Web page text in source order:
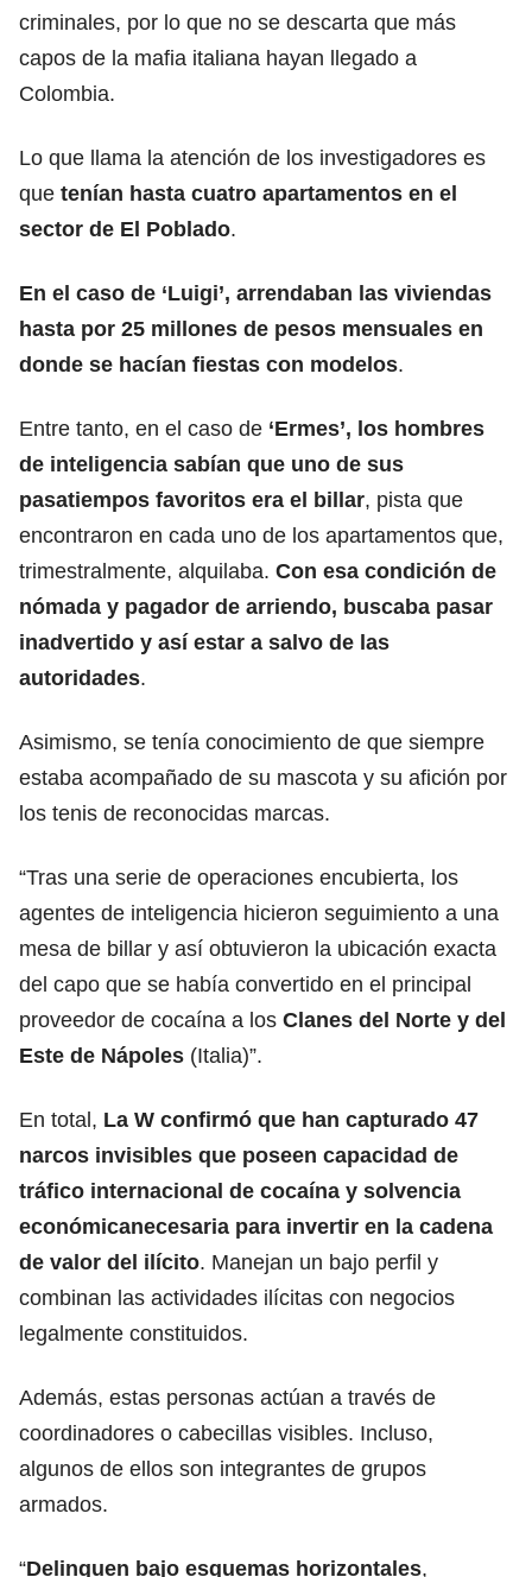
criminales, por lo que no se descarta que más
capos de la mafia italiana hayan llegado a
Colombia.
Lo que llama la atención de los investigadores es
que tenían hasta cuatro apartamentos en el
sector de El Poblado.
En el caso de ‘Luigi’, arrendaban las viviendas
hasta por 25 millones de pesos mensuales en
donde se hacían fiestas con modelos.
Entre tanto, en el caso de ‘Ermes’, los hombres
de inteligencia sabían que uno de sus
pasatiempos favoritos era el billar, pista que
encontraron en cada uno de los apartamentos que,
trimestralmente, alquilaba. Con esa condición de
nómada y pagador de arriendo, buscaba pasar
inadvertido y así estar a salvo de las
autoridades.
Asimismo, se tenía conocimiento de que siempre
estaba acompañado de su mascota y su afición por
los tenis de reconocidas marcas.
“Tras una serie de operaciones encubierta, los
agentes de inteligencia hicieron seguimiento a una
mesa de billar y así obtuvieron la ubicación exacta
del capo que se había convertido en el principal
proveedor de cocaína a los Clanes del Norte y del
Este de Nápoles (Italia)”.
En total, La W confirmó que han capturado 47
narcos invisibles que poseen capacidad de
tráfico internacional de cocaína y solvencia
económicanecesaria para invertir en la cadena
de valor del ilícito. Manejan un bajo perfil y
combinan las actividades ilícitas con negocios
legalmente constituidos.
Además, estas personas actúan a través de
coordinadores o cabecillas visibles. Incluso,
algunos de ellos son integrantes de grupos
armados.
“Delinquen bajo esquemas horizontales,